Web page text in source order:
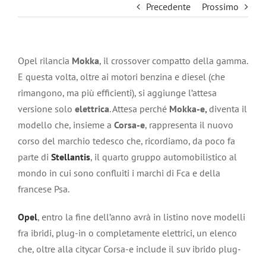
Precedente Prossimo
Opel rilancia Mokka, il crossover compatto della gamma.
E questa volta, oltre ai motori benzina e diesel (che
rimangono, ma più efficienti), si aggiunge l’attesa
versione solo elettrica. Attesa perché Mokka-e,diventa il
modello che, insieme a Corsa-e, rappresenta il nuovo
corso del marchio tedesco che, ricordiamo, da poco fa
parte di Stellantis, il quarto gruppo automobilistico al
mondo in cui sono confluiti i marchi di Fca e della
francese Psa.
Opel, entro la fine dell’anno avrà in listino nove modelli
fra ibridi, plug-in o completamente elettrici, un elenco
che, oltre alla citycar Corsa-e include il suv ibrido plug-